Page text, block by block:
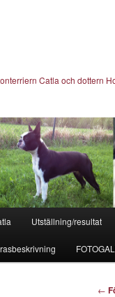
Catla och dottern
Utställning/resultat
←